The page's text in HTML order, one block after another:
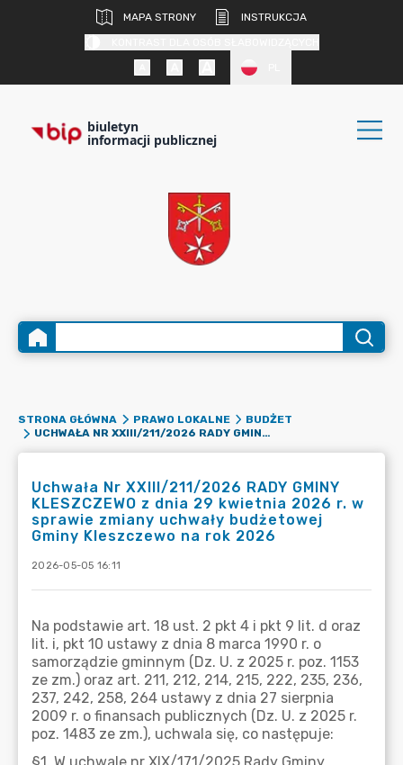
MAPA STRONY
INSTRUKCJA
biuletyn
informacji publicznej
STRONA GŁÓWNA PRAWO LOKALNE
BUDŻET
UCHWAŁA NR XXIII/211/2026 RADY GMINY KLESZCZEWO Z DNIA 29 KWIETNIA 2026 R. W SPRAWIE ZMIANY UCHWAŁY BUDŻETOWEJ GMINY KLESZCZEWO NA ROK 2026
Uchwała Nr XXIII/211/2026 RADY GMINY
KLESZCZEWO z dnia 29 kwietnia 2026 r. w
sprawie zmiany uchwały budżetowej
Gminy Kleszczewo na rok 2026
2026-05-05 16:11